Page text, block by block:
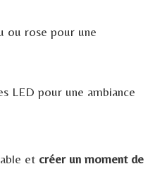
ou rose pour une
LED pour une ambiance
et créer un moment de